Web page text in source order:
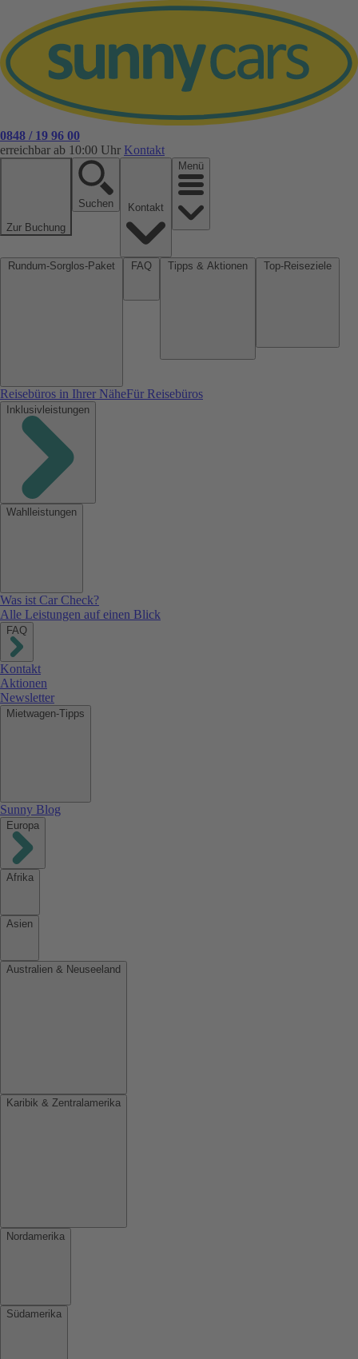
0848 / 19 96 00
erreichbar ab 10:00 Uhr Kontakt
Zur Buchung
Suchen
Menü
Reisebüros in Ihrer NäheFür Reisebüros
Inklusivleistungen
Wahlleistungen
Was ist Car Check?
Alle Leistungen auf einen Blick
FAQ
Kontakt
Aktionen
Newsletter
Mietwagen-Tipps
Sunny Blog
Europa
Afrika
Asien
Australien & Neuseeland
Karibik & Zentralamerika
Nordamerika
Südamerika